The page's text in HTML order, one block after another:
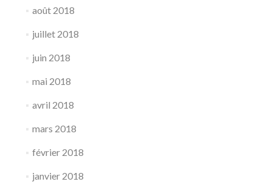
août 2018
juillet 2018
juin 2018
mai 2018
avril 2018
mars 2018
février 2018
janvier 2018